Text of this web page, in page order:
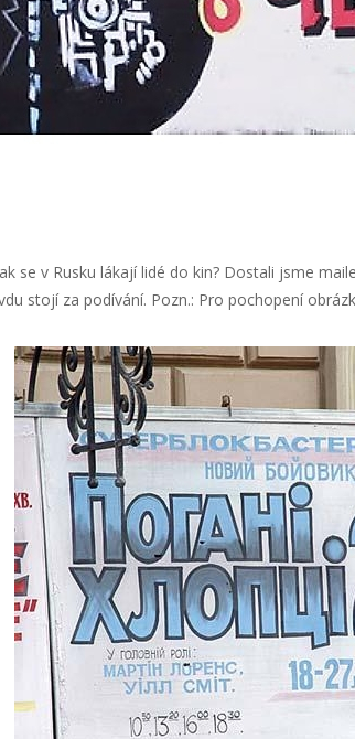
se v Rusku lákají lidé do kin? Dostali jsme
stojí za podívání. Pozn.: Pro pochopení